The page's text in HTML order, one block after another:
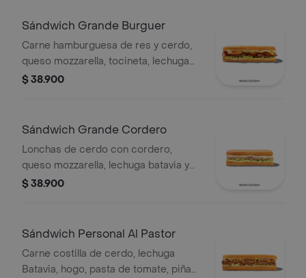
Sándwich Grande Burguer
Carne hamburguesa de res y cerdo,
queso mozzarella, tocineta, lechuga
Batavia, tomate, pepinillos, salsa BBQ
$ 38.900
Sándwich Grande Cordero
Lonchas de cerdo con cordero,
queso mozzarella, lechuga batavia y
salsa Qbano
$ 38.900
Sándwich Personal Al Pastor
Carne costilla de cerdo, lechuga
Batavia, hogo, pasta de tomate, piña